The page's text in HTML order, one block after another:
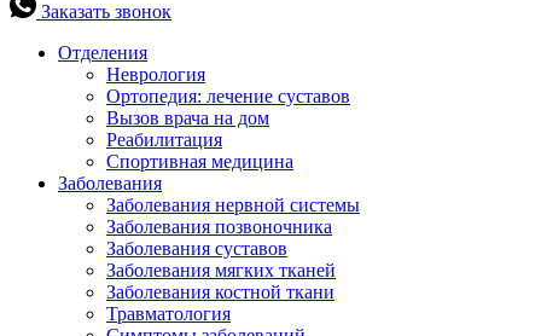
Заказать звонок
Отделения
Неврология
Ортопедия: лечение суставов
Вызов врача на дом
Реабилитация
Спортивная медицина
Заболевания
Заболевания нервной системы
Заболевания позвоночника
Заболевания суставов
Заболевания мягких тканей
Заболевания костной ткани
Травматология